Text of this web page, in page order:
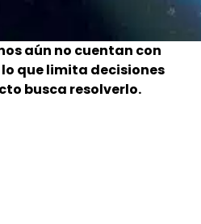
aún no cuentan con
que limita decisiones
busca resolverlo.